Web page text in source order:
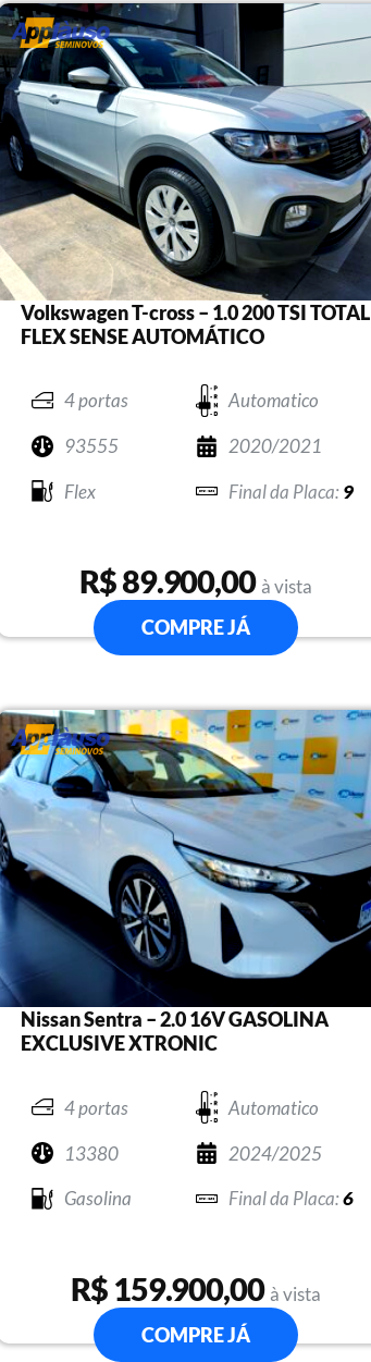
Volkswagen T-cross – 1.0 200 TSI TOTAL
FLEX SENSE AUTOMÁTICO
4 portas
Automatico
93555
2020/2021
Flex
9
R$ 89.900,00 à vista
COMPRE JÁ
Nissan Sentra – 2.0 16V GASOLINA
EXCLUSIVE XTRONIC
4 portas
Automatico
13380
2024/2025
Gasolina
6
R$ 159.900,00 à vista
COMPRE JÁ